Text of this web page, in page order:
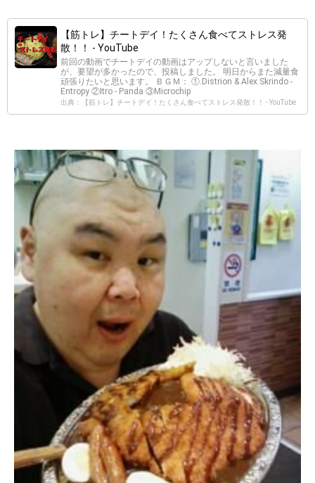
【筋トレ】チートデイ！たくさん食べてストレス発
散！！ - YouTube
前回の動画でチートデイの動画はアップしないと言いました
が、要望が多かったので、投稿しました。 明日からまた減量食
頑張りたいと思います。 ＢＧＭ： ①.Distrion & Alex Skrindo -
Entropy ②Itro - Panda ③Microchip
出典：【筋トレ】チートデイ！たくさん食べてストレス発散！！ - YouTube